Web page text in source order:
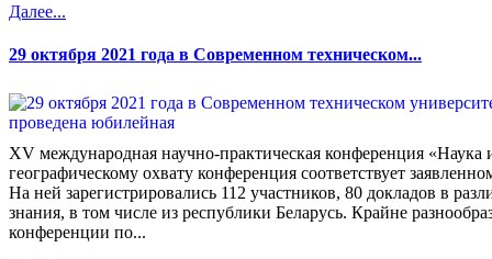
Далее...
29 октября 2021 года в Современном техническом...
XV международная научно-практическая конференция
географическому охвату конференция соответствует
На ней зарегистрировались 112 участников, 80 докладов в
знания, в том числе из республики Беларусь. Крайне
конференции по...